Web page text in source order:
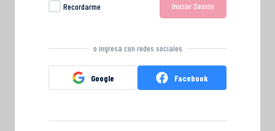
Google Facebook
o ingresá con redes sociales
Recordarme Iniciar Sesión